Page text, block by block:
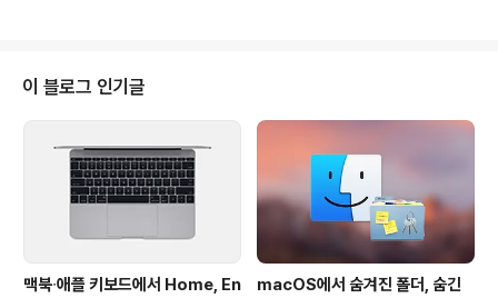
다. 스티브 잡스가 애플의 CEO로 있던 2008년도에 '블루
레이를 도입하는 것은 여간 골치아픈 문제가 아니다. 영화
를 보는데 아주 훌륭한 기술이지만, 블루레이 기술을 라이
센스하는 절차가 너무 복잡하다. 시장에 블루레이가 좀 더
안착하기를 기다리고 있는 중이다.[1]' 라는 언급을 통해 블
루레이 도입을 완전히 배제하지는..
이 블로그 인기글
맥북∙애플 키보드에서 Home, En
macOS에서 숨겨진 폴더, 숨긴